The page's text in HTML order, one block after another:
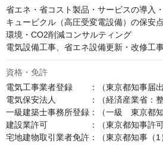
省エネ・省コスト製品・サービスの導入
キュービクル（高圧受変電設備）の保安
環境・CO2削減コンサルティング
電気設備工事、省エネ設備更新・改修工
資格・免許
電気工事業者登録　　：（東京都知事届
電気保安法人　　　　：（経済産業省：
一級建築士事務所登録：（一級　東京都
建設業許可　　　　　：（東京都知事許
宅地建物取引業者免許：（東京都知事（1